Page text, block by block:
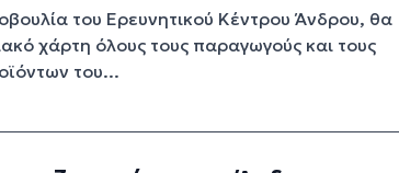
του Ερευνητικού Κέντρου Άνδρου, θα
χάρτη όλους τους παραγωγούς και τους
του...